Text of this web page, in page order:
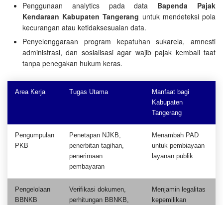
Penggunaan analytics pada data Bapenda Pajak
Kendaraan Kabupaten Tangerang untuk mendeteksi pola
kecurangan atau ketidaksesuaian data.
Penyelenggaraan program kepatuhan sukarela, amnesti
administrasi, dan sosialisasi agar wajib pajak kembali taat
tanpa penegakan hukum keras.
Area Kerja Tugas Utama
Manfaat bagi
Kabupaten
Tangerang
Pengumpulan
PKB
Penetapan NJKB,
penerbitan tagihan,
penerimaan
pembayaran
Menambah PAD
untuk pembiayaan
layanan publik
Pengelolaan
BBNKB
Verifikasi dokumen,
perhitungan BBNKB,
Menjamin legalitas
kepemilikan